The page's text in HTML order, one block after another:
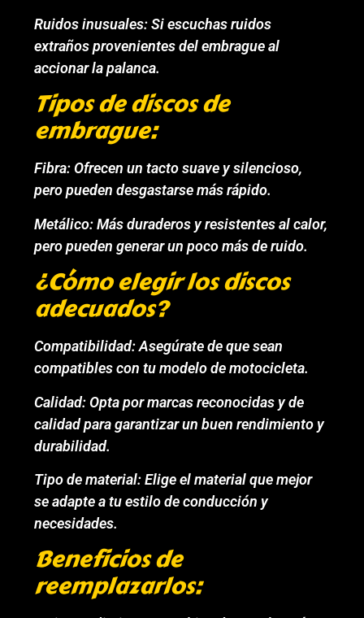
Ruidos inusuales: Si escuchas ruidos
extraños provenientes del embrague al
accionar la palanca.
Tipos de discos de
embrague:
Fibra: Ofrecen un tacto suave y silencioso,
pero pueden desgastarse más rápido.
Metálico: Más duraderos y resistentes al calor,
pero pueden generar un poco más de ruido.
¿Cómo elegir los discos
adecuados?
Compatibilidad: Asegúrate de que sean
compatibles con tu modelo de motocicleta.
Calidad: Opta por marcas reconocidas y de
calidad para garantizar un buen rendimiento y
durabilidad.
Tipo de material: Elige el material que mejor
se adapte a tu estilo de conducción y
necesidades.
Beneficios de
reemplazarlos: